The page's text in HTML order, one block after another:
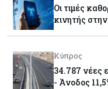
Οι τιμές
κινητής
Κύπρος
34.787 νέες
- Άνοδος